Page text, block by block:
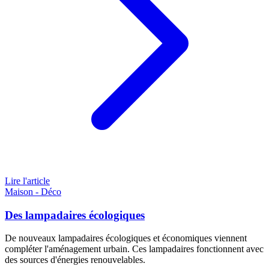
Lire l'article
Maison - Déco
Des lampadaires écologiques
De nouveaux lampadaires écologiques et économiques viennent
compléter l'aménagement urbain. Ces lampadaires fonctionnent avec
des sources d'énergies renouvelables.